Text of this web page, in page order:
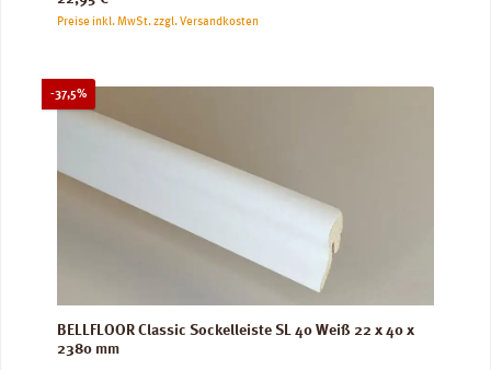
Preise inkl. MwSt. zzgl. Versandkosten
-37,5%Rabatt
BELLFLOOR Classic Sockelleiste SL 40 Weiß 22 x 40 x
2380 mm